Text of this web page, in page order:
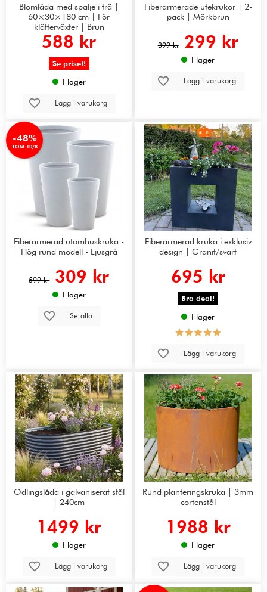
Blomlåda med spalje i trä |
60×30×180 cm | För
klätterväxter | Brun
588 kr
Se priset!
I lager
Lägg i varukorg
Fiberarmerade utekrukor | 2-
pack | Mörkbrun
399 kr 299 kr
I lager
Lägg i varukorg
-48%
TOM 10/8
Fiberarmerad utomhuskruka -
Hög rund modell - Ljusgrå
599 kr 309 kr
I lager
Se alla
Fiberarmerad kruka i exklusiv
design | Granit/svart
695 kr
Bra deal!
I lager
Lägg i varukorg
Odlingslåda i galvaniserat stål
| 240cm
1499 kr
I lager
Lägg i varukorg
Rund planteringskruka | 3mm
cortenstål
1988 kr
I lager
Lägg i varukorg